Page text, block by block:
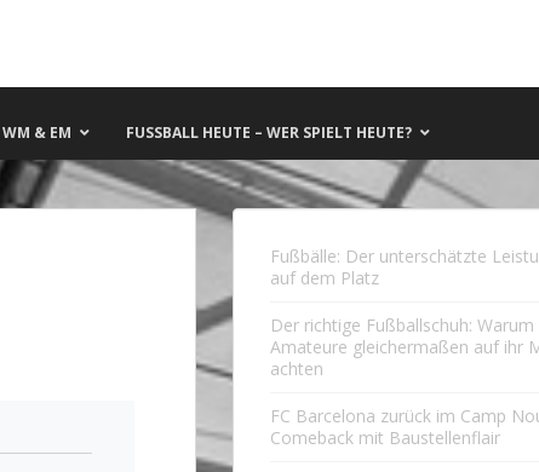
WM & EM FUSSBALL HEUTE – WER SPIELT HEUTE?
Fußbälle: Der unterschätzte
auf dem Platz
Der richtige Fußballschuh:
Amateure gleichermaßen auf ihr
achten
FC Barcelona zurück im Camp
Comeback mit Baustellenflair